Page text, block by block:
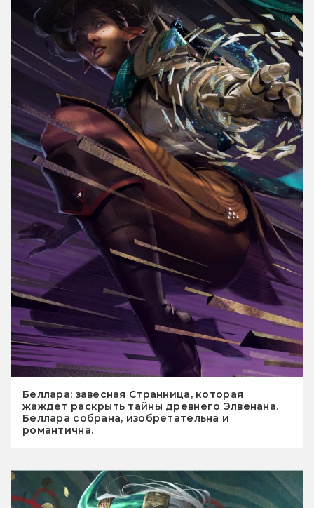
Беллара: завесная Странница, которая
жаждет раскрыть тайны древнего Элвенана.
Беллара собрана, изобретательна и
романтична.